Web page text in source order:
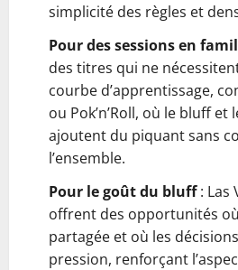
simplicité des règles et
Pour des sessions en
des titres qui ne
courbe d’apprentissage,
ou Pok’n’Roll, où le bluff
ajoutent du piquant sans
l’ensemble.
Pour le goût du bluff: Las
offrent des opportunités
partagée et où les
pression, renforçant